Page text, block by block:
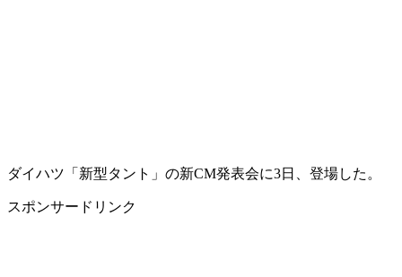
ダイハツ「新型タント」の新CM発表会に3日、登場した。
スポンサードリンク